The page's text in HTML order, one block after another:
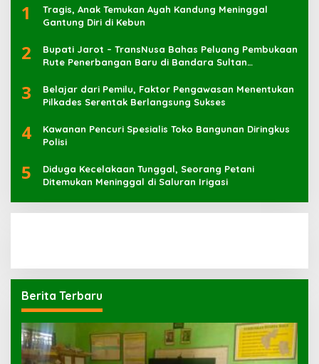
1
Tragis, Anak Temukan Ayah Kandung Meninggal
Gantung Diri di Kebun
2
Bupati Jarot – TransNusa Bahas Peluang Pembukaan
Rute Penerbangan Baru di Bandara Sultan
3
Belajar dari Pemilu, Faktor Pengawasan Menentukan
Pilkades Serentak Berlangsung Sukses
4
Kawanan Pencuri Spesialis Toko Bangunan Diringkus
Polisi
5
Diduga Kecelakaan Tunggal, Seorang Petani
Ditemukan Meninggal di Saluran Irigasi
Berita Terbaru